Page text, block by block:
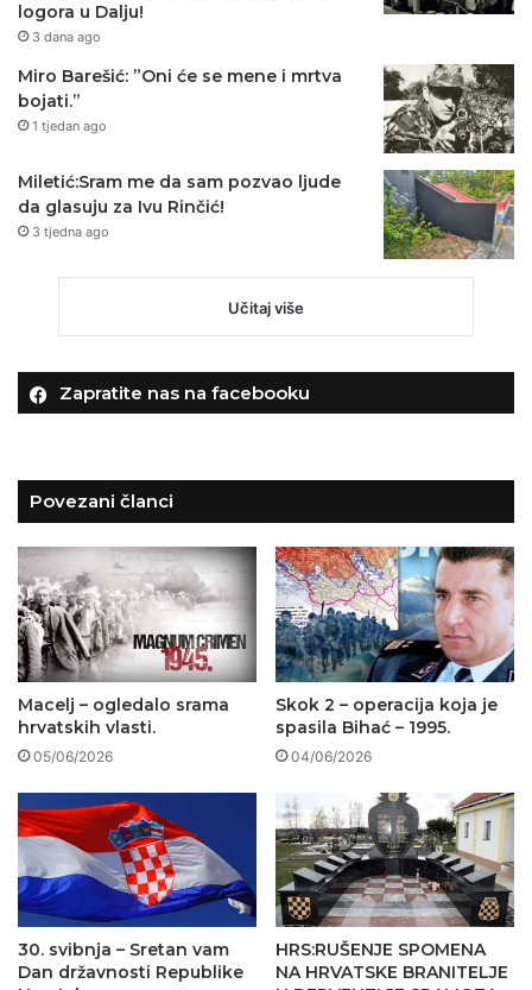
logora u Dalju!
3 dana ago
Miro Barešić: ”Oni će se mene i mrtva
bojati.”
1 tjedan ago
Miletić:Sram me da sam pozvao ljude
da glasuju za Ivu Rinčić!
3 tjedna ago
Učitaj više
Zapratite nas na facebooku
Povezani članci
Macelj – ogledalo srama
hrvatskih vlasti.
05/06/2026
Skok 2 – operacija koja je
spasila Bihać – 1995.
04/06/2026
30. svibnja – Sretan vam
Dan državnosti Republike
HRS:RUŠENJE SPOMENA
NA HRVATSKE BRANITELJE